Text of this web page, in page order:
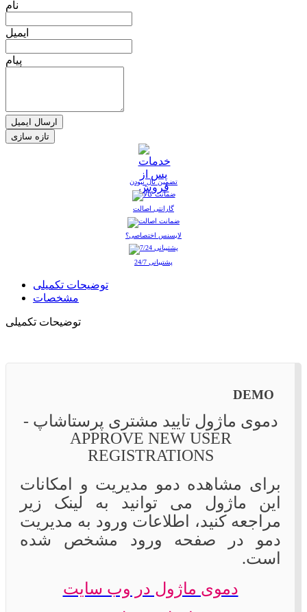
نام
ایمیل
پیام
ارسال ایمیل
تضمین نال نبودن
گارانتی اصالت
لایسنس اختصاصی؟
پشتیبانی 24/7
توضیحات تکمیلی
مشخصات
توضیحات تکمیلی
DEMO
دموی ماژول تایید مشتری پرستاشاپ -
APPROVE NEW USER
REGISTRATIONS
برای مشاهده دمو مدیریت و امکانات
این ماژول می توانید به لینک زیر
مراجعه کنید، اطلاعات ورود به مدیریت
دمو در صفحه ورود مشخص شده
است.
دموی ماژول در وب سایت